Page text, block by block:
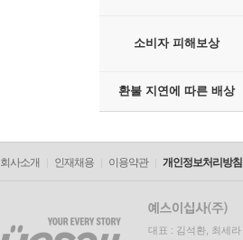
소비자 피해보상
환불 지연에 따른 배상
회사소개 인재채용 이용약관 개인정보처리방침
대표 : 김석환, 최세라